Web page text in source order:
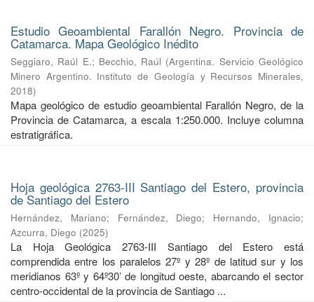
Estudio Geoambiental Farallón Negro. Provincia de
Catamarca. Mapa Geológico Inédito
Seggiaro, Raúl E.; Becchio, Raúl (Argentina. Servicio Geológico
Minero Argentino. Instituto de Geología y Recursos Minerales,
2018)
Mapa geológico de estudio geoambiental Farallón Negro, de la
Provincia de Catamarca, a escala 1:250.000. Incluye columna
estratigráfica.
Hoja geológica 2763-III Santiago del Estero, provincia
de Santiago del Estero
Hernández, Mariano; Fernández, Diego; Hernando, Ignacio;
Azcurra, Diego (2025)
La Hoja Geológica 2763-III Santiago del Estero está
comprendida entre los paralelos 27º y 28º de latitud sur y los
meridianos 63º y 64º30’ de longitud oeste, abarcando el sector
centro-occidental de la provincia de Santiago ...